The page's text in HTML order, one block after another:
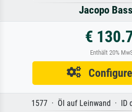
Jacopo
€
Enthält 20%
1577 · Öl auf Leinwand · ID